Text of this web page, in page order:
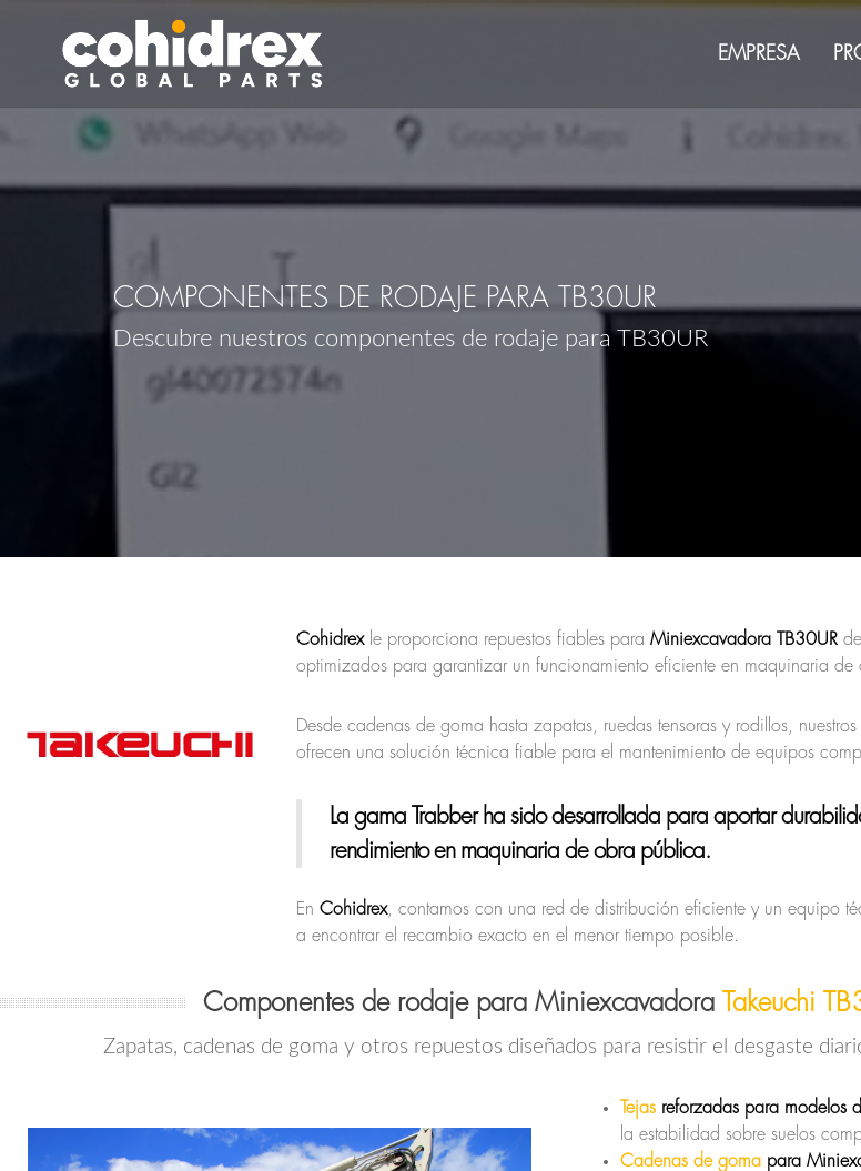
EMPRESA
COMPONENTES DE RODAJE PARA TB30UR
Descubre nuestros componentes de rodaje para TB30UR
Cohidrexle proporciona repuestos fiables para Miniexcavadora TB30UR
optimizados para garantizar un funcionamiento eficiente en maquinaria de
Desde cadenas de goma hasta zapatas, ruedas tensoras y rodillos,
ofrecen una solución técnica fiable para el mantenimiento de equipos
La gama Trabber ha sido desarrollada para aportar
rendimiento en maquinaria de obra pública.
En Cohidrex, contamos con una red de distribución eficiente y un equipo
a encontrar el recambio exacto en el menor tiempo posible.
Componentes de rodaje para Miniexcavadora Takeuchi
Zapatas, cadenas de goma y otros repuestos diseñados para resistir el desgaste
Tejas reforzadas para modelos
la estabilidad sobre suelos
Cadenas de goma para